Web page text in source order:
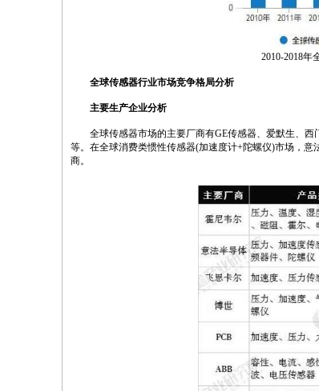
2010-2018年
全球传感器行业市场竞争格局分析
主要生产企业分析
全球传感器市场的主要厂商有GE传感器、爱默生、西
等。在全球消费类惯性传感器(加速度计+陀螺仪)市场，
商。